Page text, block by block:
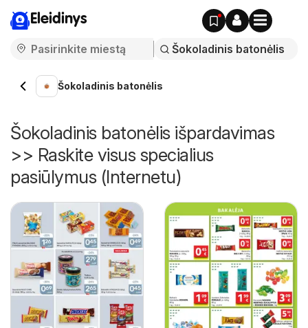
Eleidinys
Šokoladinis batonėlis
Šokoladinis batonėlis išpardavimas
>> Raskite visus specialius
pasiūlymus (Internetu)